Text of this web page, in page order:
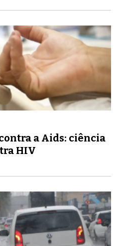
a Aids: ciência
HIV